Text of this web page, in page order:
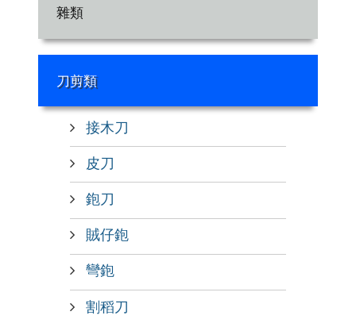
雜類
刀剪類
接木刀
皮刀
鉋刀
賊仔鉋
彎鉋
割稻刀